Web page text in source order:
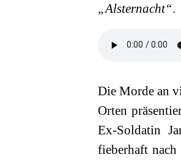
„Alsternacht“.
Die Morde an
Orten
Ex-Soldatin
fieberhaft